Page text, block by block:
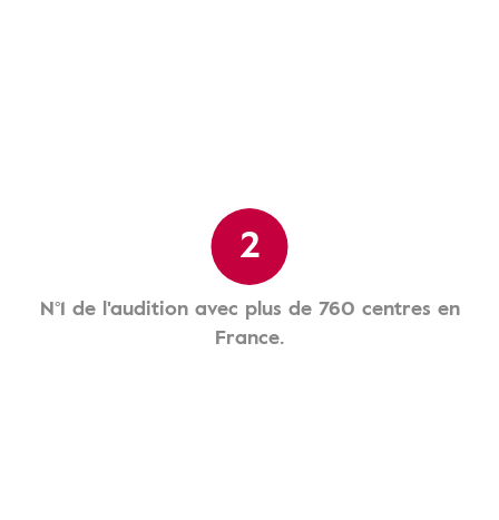
2
N°1 de l'audition avec plus de 760 centres en
France.